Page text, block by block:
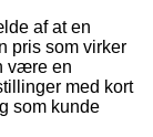
af at en
pris som virker
være en
med kort
som kunde